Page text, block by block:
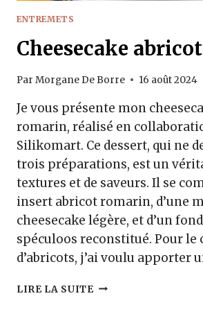
ENTREMETS
Cheesecake
Par Morgane De Borre 16 août 2024
Je vous présente mon
romarin, réalisé en
Silikomart. Ce dessert, qui ne
trois préparations, est un
textures et de saveurs. Il se
insert abricot romarin, d’une
cheesecake légère, et d’un
spéculoos reconstitué. Pour le
d’abricots, j’ai voulu apporter
LIRE LA SUITECHEESECAKE